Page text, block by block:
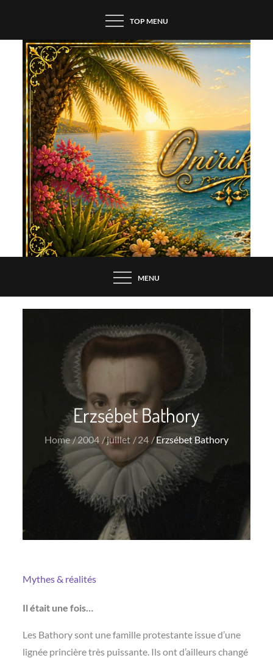
content
TOP MENU
MENU
Erzsébet Bathory
Home 2004 juillet 24 Erzsébet Bathory
Mythes & réalités
Il était une fois…
Les Bathory sont une famille protestante issue d’une
lignée princière très puissante. Ils ont d’ailleurs changé